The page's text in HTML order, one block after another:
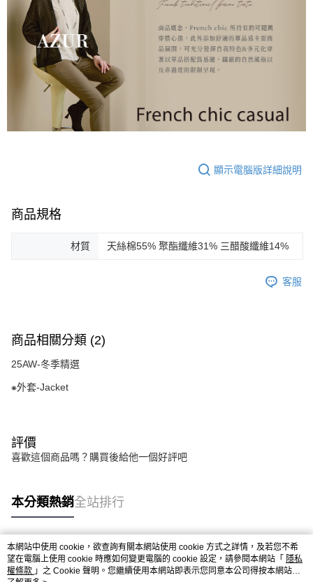
顯示電腦版詳細說明
商品規格
材質 天絲棉55% 聚酯纖維31% 三醋酸纖維14%
客服
商品相關分類 (2)
25AW-冬季精選
⁕外套-Jacket
評價
喜歡這個商品嗎？購買後給他一個好評吧
本分類熱銷全站排行
熱門標籤
本網站中使用 cookie，欲查詢有關本網站使用 cookie 方式之詳情，及若您不希
望在電腦上使用 cookie 時應如何變更電腦的 cookie 設定，請參閱本網站「 隱私
權條款 」之 Cookie 聲明。您繼續使用本網站即表示您同意本公司得按本網站使